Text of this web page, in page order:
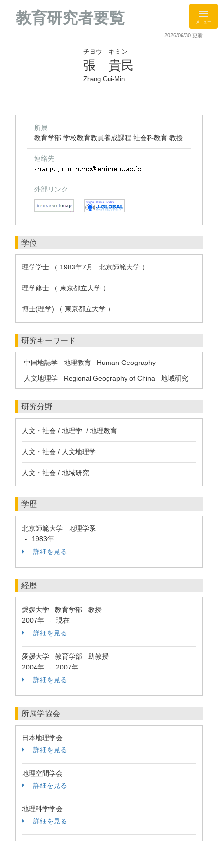
教育研究者要覧 メニュー
2026/06/30 更新
チヨウ キミン
張 貴民
Zhang Gui-Min
所属
教育学部 学校教育教員養成課程 社会科教育 教授
連絡先
外部リンク
学位
理学学士 （ 1983年7月 北京師範大学 ）
理学修士 （ 東京都立大学 ）
博士(理学) （ 東京都立大学 ）
研究キーワード
中国地誌学 地理教育
Human Geography
人文地理学
Regional Geography of China 地域研究
研究分野
人文・社会 / 地理学 / 地理教育
人文・社会 / 人文地理学
人文・社会 / 地域研究
学歴
北京師範大学 地理学系
-
1983年
詳細を見る
経歴
愛媛大学 教育学部 教授
2007年
-
現在
詳細を見る
愛媛大学 教育学部 助教授
2004年
-
2007年
詳細を見る
所属学協会
日本地理学会
詳細を見る
地理空間学会
詳細を見る
地理科学学会
詳細を見る